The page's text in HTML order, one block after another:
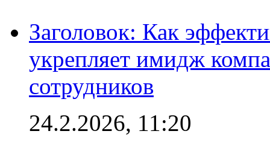
Заголовок: Как
укрепляет имидж
сотрудников
24.2.2026, 11:20